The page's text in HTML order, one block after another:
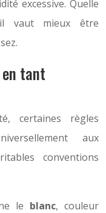
excessive. Quelle
vaut mieux être
en tant
certaines règles
aux
conventions
le blanc, couleur